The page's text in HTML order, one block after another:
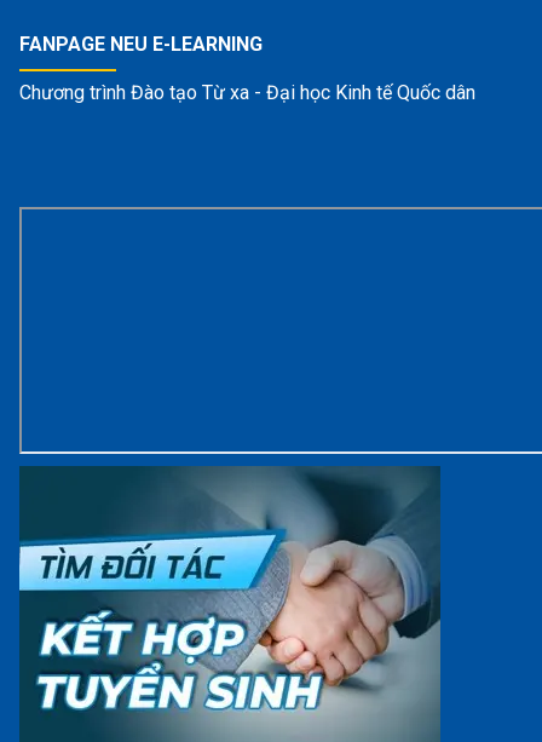
FANPAGE NEU E-LEARNING
Chương trình Đào tạo Từ xa - Đại học Kinh tế Quốc dân